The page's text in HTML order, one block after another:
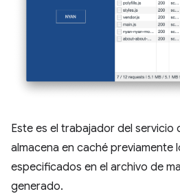
Este es el trabajador del servicio
almacena en caché previamente
especificados en el archivo de
generado.